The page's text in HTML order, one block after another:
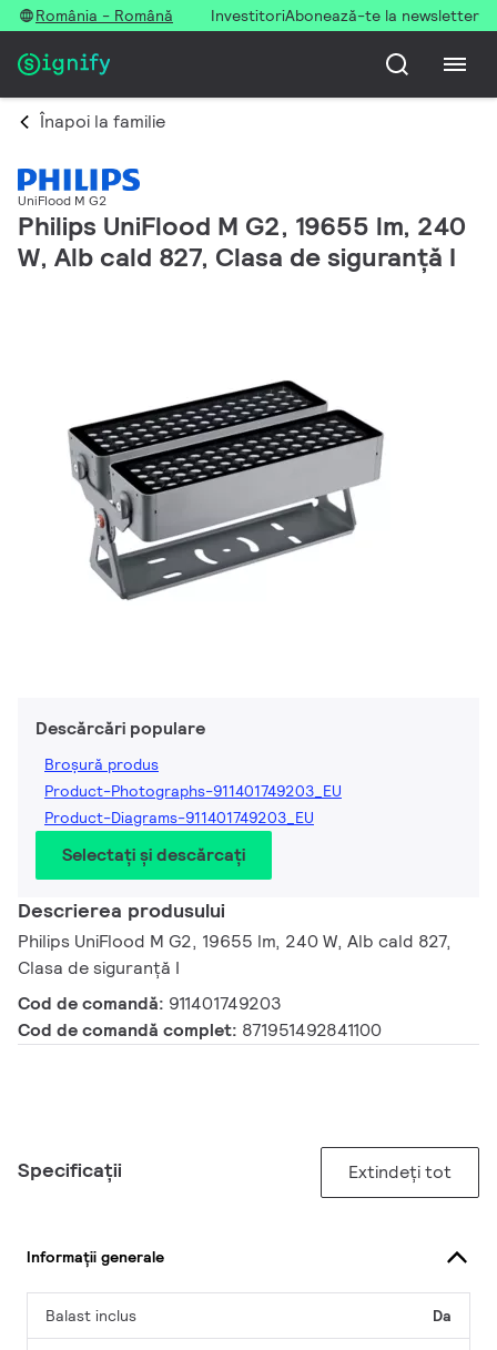
România - Română InvestitoriAbonează-te la newsletter
Înapoi la familie
UniFlood M G2
Philips UniFlood M G2, 19655 lm, 240
W, Alb cald 827, Clasa de siguranță I
Descărcări populare
Broșură produs
Product-Photographs-911401749203_EU
Product-Diagrams-911401749203_EU
Selectați și descărcați
Descrierea produsului
Philips UniFlood M G2, 19655 lm, 240 W, Alb cald 827,
Clasa de siguranță I
Cod de comandă: 911401749203
Cod de comandă complet: 871951492841100
Specificații Extindeți tot
Informații generale
Balast inclus Da